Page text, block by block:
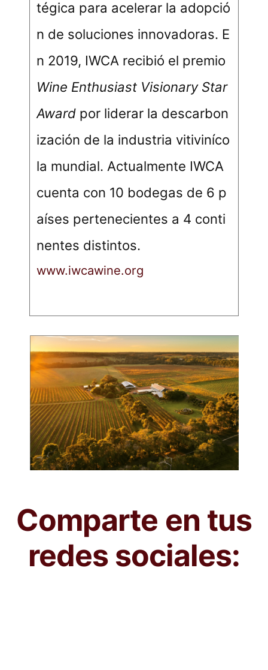
tégica para acelerar la adopció
n de soluciones innovadoras. E
n 2019, IWCA recibió el premio
Wine Enthusiast Visionary Star
Awardpor liderar la descarbon
ización de la industria vitiviníco
la mundial. Actualmente IWCA
cuenta con 10 bodegas de 6 p
aíses pertenecientes a 4 conti
nentes distintos.
www.iwcawine.org
Comparte en tus
redes sociales: